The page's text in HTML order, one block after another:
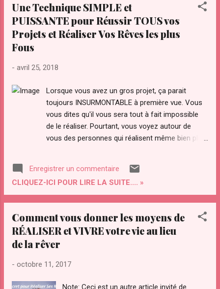
transmis par les sages à travers les âges. Le secret a été
convoité depuis la nuit des temps par des personnes
éclairées pour maîtriser les lois et le fonctionnement de
l’univers. On l’a ardemment convoité, volé même. Il a été
Une Technique SIMPLE et
PUISSANTE pour Réussir TOUS vos
Projets et Réaliser Vos Rêves les plus
Fous
- avril 25, 2018
Lorsque vous avez un gros projet, ça parait
toujours INSURMONTABLE à première vue. Vous
vous dites qu'il vous sera tout à fait impossible
de le réaliser. Pourtant, vous voyez autour de
vous des personnes qui réalisent même bien plus
une des techniques les plus PUISSANTES pour
Réussir vos Projets et Réaliser vos Rêves les plus
fous. Soyez attentif La Technique la Plus
Projets et Rêves les plus FOUS Prêt? Allons-y
Cette fameuse technique consiste au découpage
de votre projet en plusieurs petits sous objectifs.
coup, pensez d'abord à voir dans quelle mesure
vous pourriez le découper en plusieurs petits
Enregistrer un commentaire
CLIQUEZ-ICI POUR LIRE LA SUITE.... »
Comment vous donner les moyens de
RÉALISER et VIVRE votre vie au lieu
de la rêver
- octobre 11, 2017
Note: Ceci est un autre article invité de